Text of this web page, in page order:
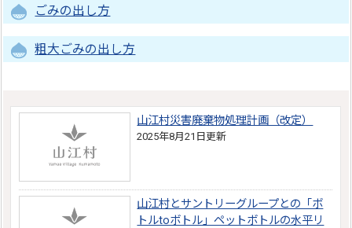
ごみの出し方
粗大ごみの出し方
山江村災害廃棄物処理計画（改定）
2025年8月21日更新
山江村とサントリーグループとの「ボ
トルtoボトル」ペットボトルの水平リ